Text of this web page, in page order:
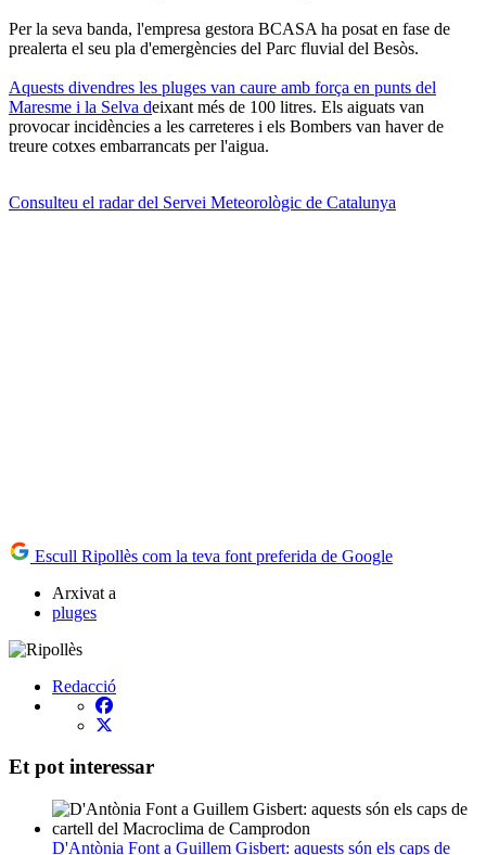
Per la seva banda, l'empresa gestora BCASA ha posat en fase de
prealerta el seu pla d'emergències del Parc fluvial del Besòs.
Aquests divendres les pluges van caure amb força en punts del
Maresme i la Selva deixant més de 100 litres. Els aiguats van
provocar incidències a les carreteres i els Bombers van haver de
treure cotxes embarrancats per l'aigua.
Consulteu el radar del Servei Meteorològic de Catalunya
Escull Ripollès com la teva font preferida de Google
Arxivat a
pluges
Redacció
Et pot interessar
D'Antònia Font a Guillem Gisbert: aquests són els caps de